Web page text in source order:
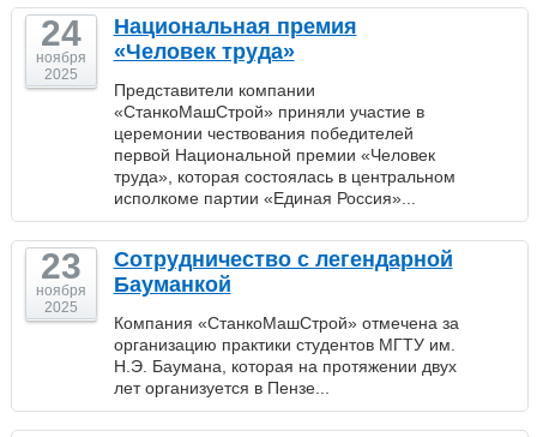
24
ноября
2025
Национальная премия
«Человек труда»
Представители компании
«СтанкоМашСтрой» приняли участие в
церемонии чествования победителей
первой Национальной премии «Человек
труда», которая состоялась в центральном
исполкоме партии «Единая Россия»...
23
ноября
2025
Сотрудничество с легендарной
Бауманкой
Компания «СтанкоМашСтрой» отмечена за
организацию практики студентов МГТУ им.
Н.Э. Баумана, которая на протяжении двух
лет организуется в Пензе...